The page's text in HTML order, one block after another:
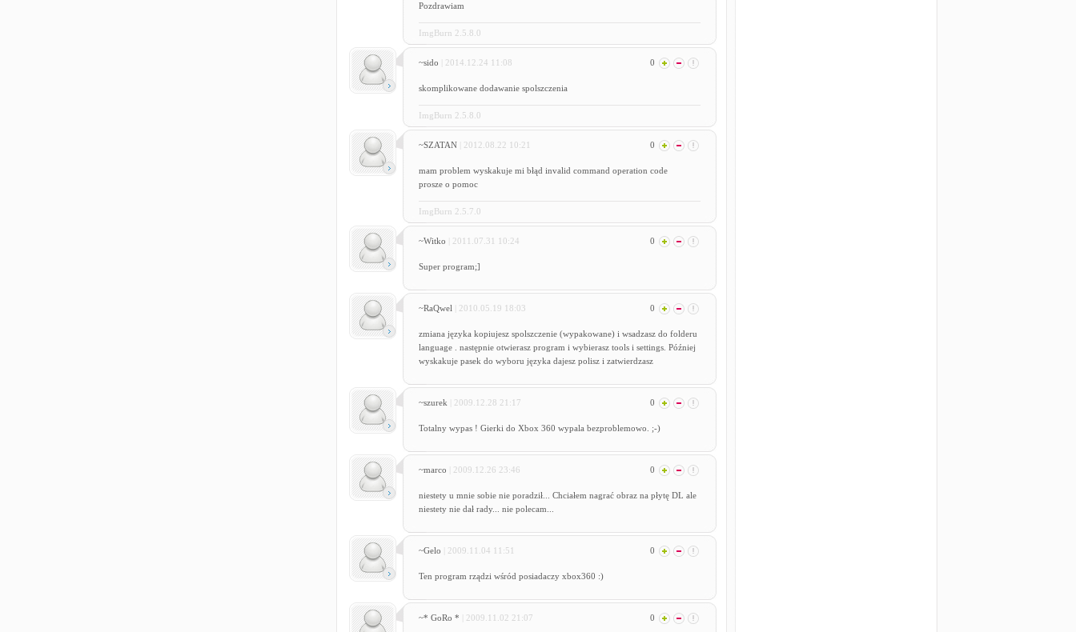
Pozdrawiam
ImgBurn 2.5.8.0
~sido | 2014.12.24 11:08 0
skomplikowane dodawanie spolszczenia
ImgBurn 2.5.8.0
~SZATAN | 2012.08.22 10:21 0
mam problem wyskakuje mi błąd invalid command operation code
prosze o pomoc
ImgBurn 2.5.7.0
~Witko | 2011.07.31 10:24 0
Super program;]
~RaQwel | 2010.05.19 18:03 0
zmiana języka kopiujesz spolszczenie (wypakowane) i wsadzasz do folderu
language . następnie otwierasz program i wybierasz tools i settings. Później
wyskakuje pasek do wyboru języka dajesz polisz i zatwierdzasz
~szurek | 2009.12.28 21:17 0
Totalny wypas ! Gierki do Xbox 360 wypala bezproblemowo. ;-)
~marco | 2009.12.26 23:46 0
niestety u mnie sobie nie poradził... Chciałem nagrać obraz na płytę DL ale
niestety nie dał rady... nie polecam...
~Gelo | 2009.11.04 11:51 0
Ten program rządzi wśród posiadaczy xbox360 :)
~* GoRo * | 2009.11.02 21:07 0